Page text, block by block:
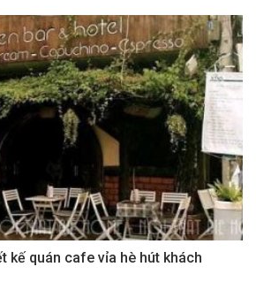
kế quán cafe vỉa hè hút khách